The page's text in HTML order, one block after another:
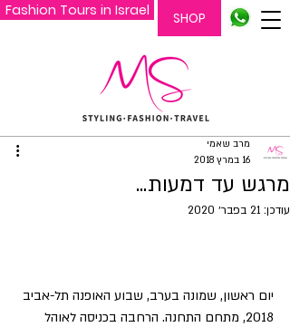
Fashion Tours in Israel SHOP
מרגש עד דמעות...
מרב שאמי
16 במרץ 2018
עודכן: 21 בפבר׳ 2020
יום ראשון, שמונה בערב, שבוע האופנה תל-אביב
2018, מתחם התחנה. הרחבה בכניסה לאוהל